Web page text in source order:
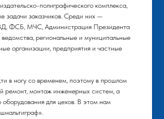
полиграфического комплекса,
задачи заказчиков. Среди них —
ФСБ, МЧС, Администрация Президента
региональные и муниципальные
организации, предприятия и частные
в ногу со временем, поэтому в прошлом
ремонт, монтаж инженерных систем, а
оборудования для цехов. В этом нам